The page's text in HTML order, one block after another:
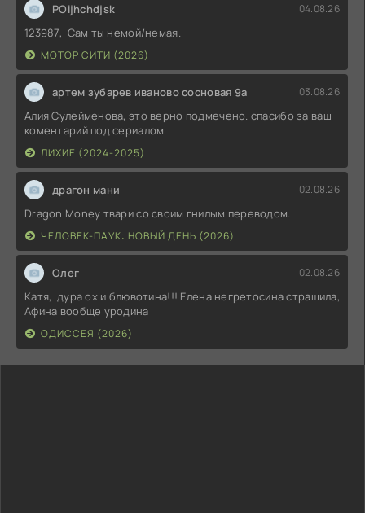
POijhchdjsk 04.08.26
123987, Сам ты немой/немая.
МОТОР СИТИ (2026)
артем зубарев иваново сосновая 9а 03.08.26
Алия Сулейменова, это верно подмечено. спасибо за ваш
коментарий под сериалом
ЛИХИЕ (2024-2025)
драгон мани 02.08.26
Dragon Money твари со своим гнилым переводом.
ЧЕЛОВЕК-ПАУК: НОВЫЙ ДЕНЬ (2026)
Олег 02.08.26
Катя, дура ох и блювотина!!! Елена негретосина страшила,
Афина вообще уродина
ОДИССЕЯ (2026)